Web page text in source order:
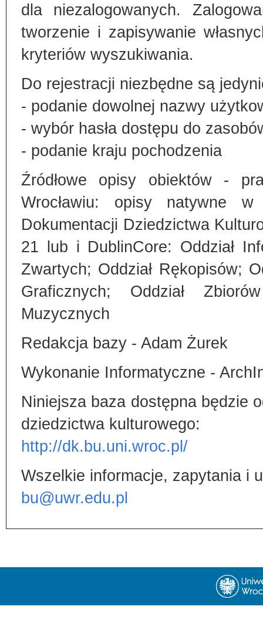
dla niezalogowanych.
tworzenie i zapisywanie
kryteriów wyszukiwania.
Do rejestracji niezbędne są
- podanie dowolnej nazwy
- wybór hasła dostępu do
- podanie kraju pochodzenia
Źródłowe opisy obiektów -
Wrocławiu: opisy natywne
Dokumentacji Dziedzictwa
21 lub i DublinCore: Oddział
Zwartych; Oddział Rękopisów;
Graficznych; Oddział
Muzycznych
Redakcja bazy - Adam Żurek
Wykonanie Informatyczne -
Niniejsza baza dostępna będzie
dziedzictwa kulturowego:
http://dk.bu.uni.wroc.pl/
Wszelkie informacje, zapytania i
bu@uwr.edu.pl